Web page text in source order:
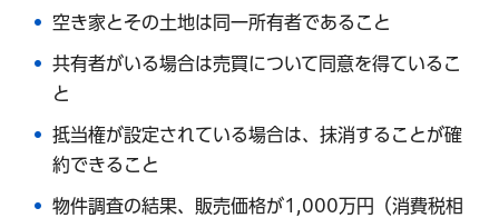
空き家とその土地は同一所有者であること
共有者がいる場合は売買について同意を得ているこ
と
抵当権が設定されている場合は、抹消することが確
約できること
物件調査の結果、販売価格が1,000万円（消費税相